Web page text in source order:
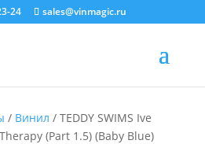
24 sales@vinmagic.ru
/ Винил / TEDDY SWIMS Ive
(Part 1.5) (Baby Blue)